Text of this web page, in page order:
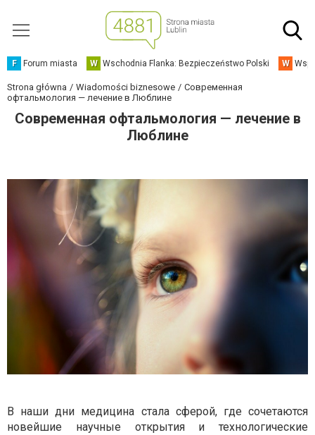
F Forum miasta W Wschodnia Flanka: Bezpieczeństwo Polski W
Strona główna Wiadomości biznesowe
Современная
офтальмология — лечение в Люблине
Современная офтальмология — лечение в
Люблине
В наши дни медицина стала сферой, где сочетаются
новейшие научные открытия и технологические